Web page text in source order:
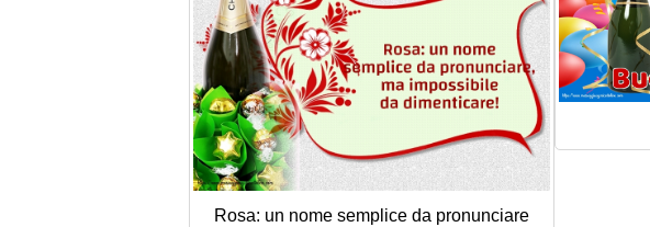
Rosa: un nome semplice da pronunciare